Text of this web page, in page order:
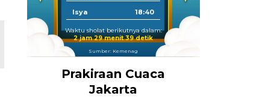
Isya 18:40
Waktu sholat berikutnya dalam:
2 jam 29 menit 38 detik
Sumber: Kemenag
Prakiraan Cuaca
Jakarta